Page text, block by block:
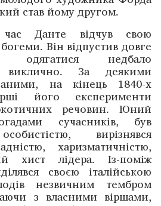
став йому другом.
Данте відчув свою
Він відпустив довге
одягатися ­недбало
виклично. За деякими
на кінець 1840-х
його експерименти
речовин. Юний
сучасників, був
вирізнявся
харизматичністю,
хист лідера. Із-поміж
своєю італійською
незвичним тембром
з власними віршами,